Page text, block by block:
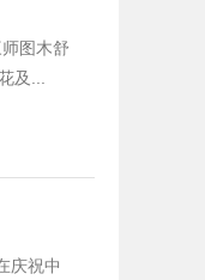
图木舒
及...
庆祝中